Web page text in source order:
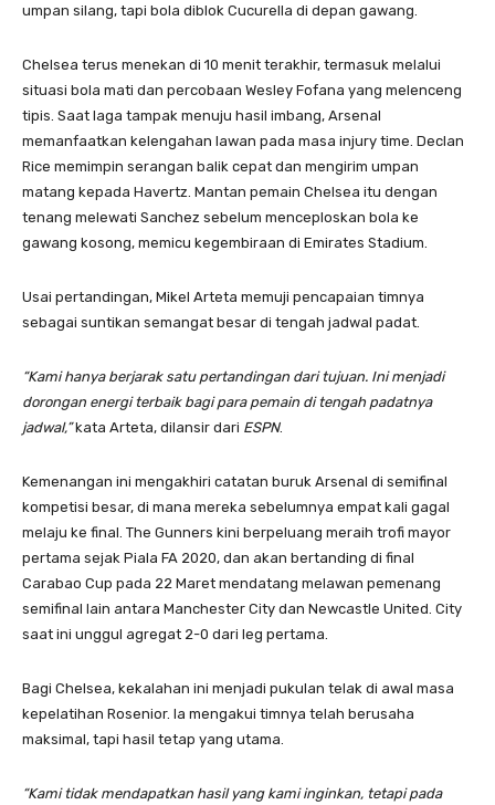
umpan silang, tapi bola diblok Cucurella di depan gawang.
Chelsea terus menekan di 10 menit terakhir, termasuk melalui
situasi bola mati dan percobaan Wesley Fofana yang melenceng
tipis. Saat laga tampak menuju hasil imbang, Arsenal
memanfaatkan kelengahan lawan pada masa injury time. Declan
Rice memimpin serangan balik cepat dan mengirim umpan
matang kepada Havertz. Mantan pemain Chelsea itu dengan
tenang melewati Sanchez sebelum menceploskan bola ke
gawang kosong, memicu kegembiraan di Emirates Stadium.
Usai pertandingan, Mikel Arteta memuji pencapaian timnya
sebagai suntikan semangat besar di tengah jadwal padat.
“Kami hanya berjarak satu pertandingan dari tujuan. Ini menjadi
dorongan energi terbaik bagi para pemain di tengah padatnya
jadwal,”kata Arteta, dilansir dari ESPN.
Kemenangan ini mengakhiri catatan buruk Arsenal di semifinal
kompetisi besar, di mana mereka sebelumnya empat kali gagal
melaju ke final. The Gunners kini berpeluang meraih trofi mayor
pertama sejak Piala FA 2020, dan akan bertanding di final
Carabao Cup pada 22 Maret mendatang melawan pemenang
semifinal lain antara Manchester City dan Newcastle United. City
saat ini unggul agregat 2-0 dari leg pertama.
Bagi Chelsea, kekalahan ini menjadi pukulan telak di awal masa
kepelatihan Rosenior. Ia mengakui timnya telah berusaha
maksimal, tapi hasil tetap yang utama.
“Kami tidak mendapatkan hasil yang kami inginkan, tetapi pada